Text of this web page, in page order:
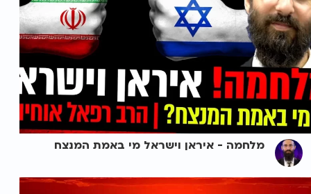
מלחמה - איראן וישראל מי באמת המנצח